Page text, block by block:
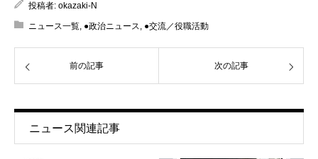
投稿者: okazaki-N
ニュース一覧, ●政治ニュース, ●交流／役職活動
前の記事 次の記事
ニュース関連記事